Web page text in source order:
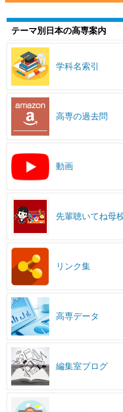
テーマ別日本の高専案内
学科名索引
高専の過去問
動画
先輩聴いてね母
リンク集
高専データ
編集室ブログ